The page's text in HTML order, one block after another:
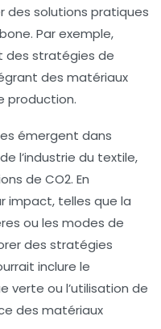
des solutions pratiques
Par exemple,
des stratégies de
des matériaux
production.
émergent dans
l’industrie du textile,
de CO2. En
impact, telles que la
ou les modes de
des stratégies
inclure le
verte ou l’utilisation de
des matériaux